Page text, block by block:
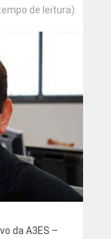
de leitura)
da A3ES –